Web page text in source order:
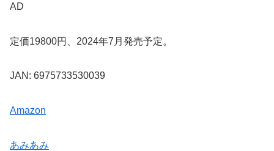
AD
定価19800円、2024年7月発売予定。
JAN: 6975733530039
Amazon
あみあみ